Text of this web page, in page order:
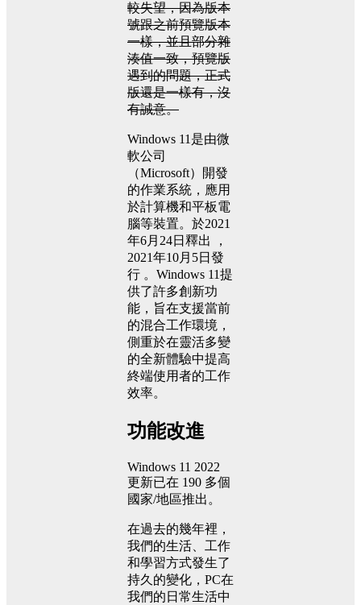
較失望，因為版本
號跟之前預覽版本
一樣，並且部分雜
湊值一致，預覽版
遇到的問題，正式
版還是一樣有，沒
有誠意。
Windows 11是由微
軟公司
（Microsoft）開發
的作業系統，應用
於計算機和平板電
腦等裝置。於2021
年6月24日釋出 ，
2021年10月5日發
行 。Windows 11提
供了許多創新功
能，旨在支援當前
的混合工作環境，
側重於在靈活多變
的全新體驗中提高
終端使用者的工作
效率。
功能改進
Windows 11 2022
更新已在 190 多個
國家/地區推出。
在過去的幾年裡，
我們的生活、工作
和學習方式發生了
持久的變化，PC在
我們的日常生活中